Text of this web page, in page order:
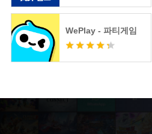
WePlay - 파티게임